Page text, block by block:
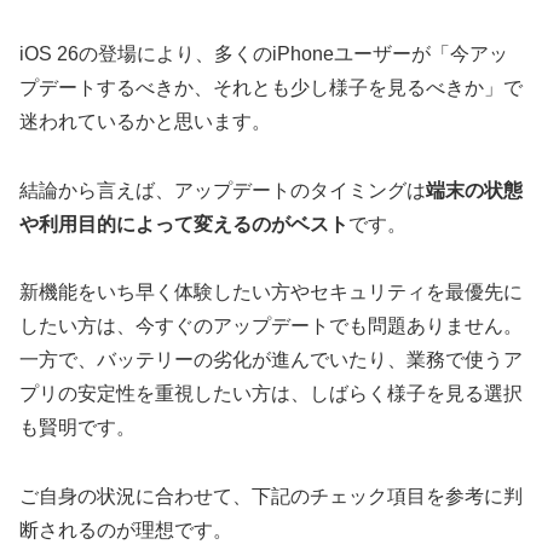
iOS 26の登場により、多くのiPhoneユーザーが「今アッ
プデートするべきか、それとも少し様子を見るべきか」で
迷われているかと思います。
結論から言えば、アップデートのタイミングは端末の状態
や利用目的によって変えるのがベスト です。
新機能をいち早く体験したい方やセキュリティを最優先に
したい方は、今すぐのアップデートでも問題ありません。
一方で、バッテリーの劣化が進んでいたり、業務で使うア
プリの安定性を重視したい方は、しばらく様子を見る選択
も賢明です。
ご自身の状況に合わせて、下記のチェック項目を参考に判
断されるのが理想です。